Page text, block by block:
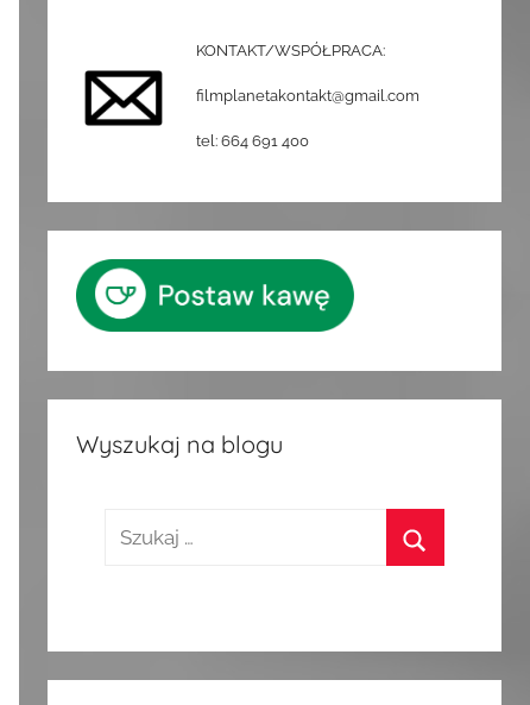
KONTAKT/WSPÓŁPRACA:
filmplanetakontakt@gmail.com
tel: 664 691 400
Wyszukaj na blogu
Szukaj: